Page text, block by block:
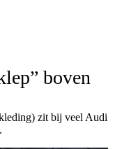
boven
zit bij veel Audi